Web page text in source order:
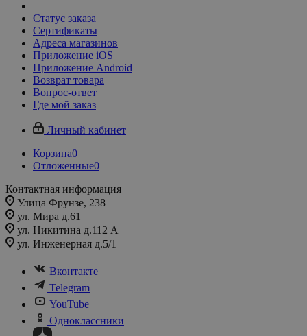
Статус заказа
Сертификаты
Адреса магазинов
Приложение iOS
Приложение Android
Возврат товара
Вопрос-ответ
Где мой заказ
Личный кабинет
Корзина0
Отложенные0
Контактная информация
Улица Фрунзе, 238​
ул. Мира д.61
ул. Никитина д.112 А
ул. Инженерная д.5/1
Вконтакте
Telegram
YouTube
Одноклассники